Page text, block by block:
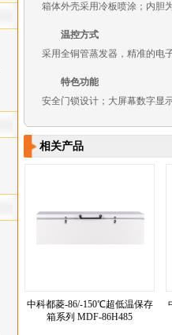
箱体外壳采用冷板喷涂；内胆
温控方式
采用全铜管蒸发器，精准的电
特色功能
安全门锁设计；大屏幕数字显
相关产品
中科都菱-86/-150℃超低温保存
箱系列 MDF-86H485